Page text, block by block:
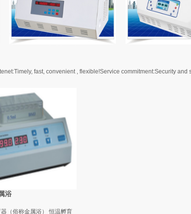
Timely, fast, convenient , flexible!Service commitment:Security and
浴
（俗称金属浴） 恒温孵育